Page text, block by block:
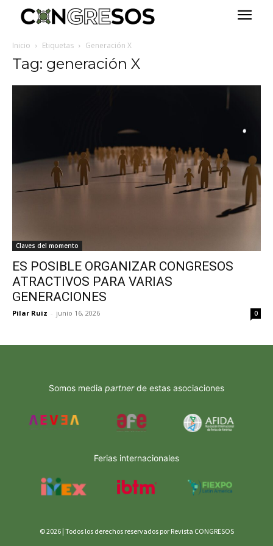
Inicio Etiquetas Generación X
Tag: generación X
Claves del momento
ES POSIBLE ORGANIZAR CONGRESOS
ATRACTIVOS PARA VARIAS
GENERACIONES
Pilar Ruiz - junio 16, 2026 0
Somos media partnerde estas asociaciones
Ferias internacionales
© 2026 | Todos los derechos reservados por Revista CONGRESOS